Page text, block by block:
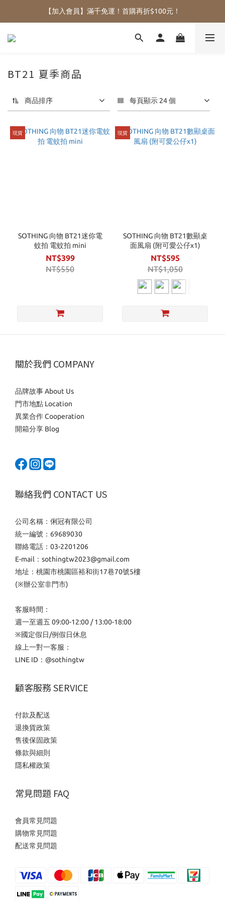
【加入會員】滿千免運！首購再折$100元！
BT21 夏季商品
商品排序 每頁顯示 24 個
現貨
SOTHING 向物 BT21迷你電
蚊拍 電蚊拍 mini
NT$399
NT$550
現貨
SOTHING 向物 BT21數顯桌
面風扇 (附可愛公仔x1)
NT$595
NT$1,050
關於我們 COMPANY
品牌故事 About Us
門市地點 Location
異業合作 Cooperation
開箱分享 Blog
聯絡我們 CONTACT US
公司名稱：俐冠有限公司
統一編號：69689030
聯絡電話：03-2201206
E-mail：sothingtw2023@gmail.com
地址：桃園市桃園區裕和街17巷70號5樓
(※辦公室非門市)
客服時間：
週一至週五 09:00-12:00 / 13:00-18:00
※國定假日/例假日休息
線上一對一客服：
LINE ID： @sothingtw
顧客服務 SERVICE
付款及配送
退換貨政策
售後保固政策
條款與細則
隱私權政策
常見問題 FAQ
會員常見問題
購物常見問題
配送常見問題